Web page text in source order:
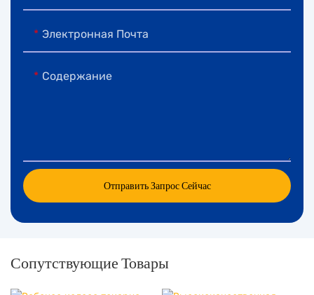
Электронная Почта
Содержание
Отправить Запрос Сейчас
Сопутствующие Товары